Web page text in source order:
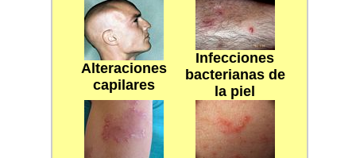
Alteraciones
capilares
Infecciones
bacterianas de
la piel